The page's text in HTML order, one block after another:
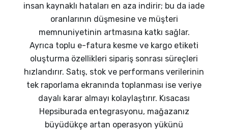
insan kaynaklı hataları en aza indirir; bu da iade
oranlarının düşmesine ve müşteri
memnuniyetinin artmasına katkı sağlar.
Ayrıca toplu e-fatura kesme ve kargo etiketi
oluşturma özellikleri sipariş sonrası süreçleri
hızlandırır. Satış, stok ve performans verilerinin
tek raporlama ekranında toplanması ise veriye
dayalı karar almayı kolaylaştırır. Kısacası
Hepsiburada entegrasyonu, mağazanız
büyüdükçe artan operasyon yükünü